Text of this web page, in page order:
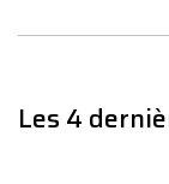
Les 4